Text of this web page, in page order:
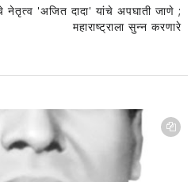
नेतृत्व 'अजित दादा' यांचे अपघाती जाणे ;
महाराष्ट्राला सुन्न करणारे